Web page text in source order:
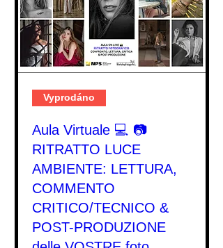
Vyprodáno
Aula Virtuale 💻 📷
RITRATTO LUCE
AMBIENTE: LETTURA,
COMMENTO
CRITICO/TECNICO &
POST-PRODUZIONE